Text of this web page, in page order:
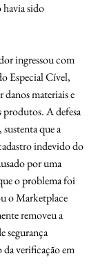
sido
ingressou com
Especial Cível,
materiais e
produtos. A defesa
que a
indevido do
por uma
o problema foi
o Marketplace
removeu a
segurança
verificação em